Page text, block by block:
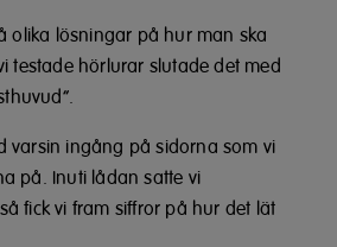
olika lösningar på hur man ska
testade hörlurar slutade det med
varsin ingång på sidorna som vi
på. Inuti lådan satte vi
fick vi fram siffror på hur det lät